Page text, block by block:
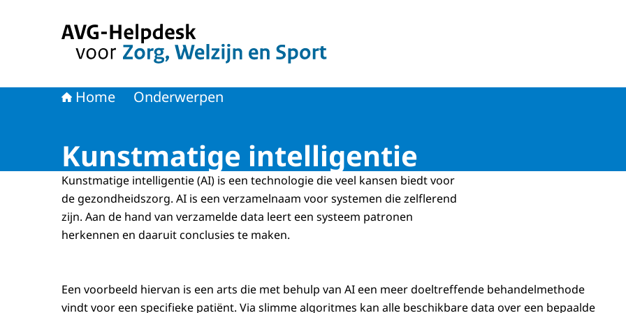
Home Onderwerpen
Kunstmatige intelligentie
Kunstmatige intelligentie (AI) is een technologie die veel kansen biedt voor
de gezondheidszorg. AI is een verzamelnaam voor systemen die zelflerend
zijn. Aan de hand van verzamelde data leert een systeem patronen
herkennen en daaruit conclusies te maken.
Een voorbeeld hiervan is een arts die met behulp van AI een meer doeltreffende behandelmethode
vindt voor een specifieke patiënt. Via slimme algoritmes kan alle beschikbare data over een bepaalde